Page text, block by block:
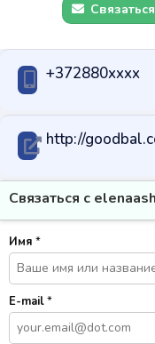
Связаться
+372880xxxx
http://
Связаться с elenaash
Имя *
E-mail*